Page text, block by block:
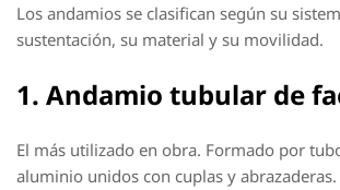
Los andamios se clasifican según su
sustentación, su material y su movilidad.
1. Andamio tubular de
El más utilizado en obra. Formado por
aluminio unidos con cuplas y abrazaderas.